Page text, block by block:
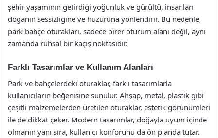
şehir yaşamının getirdiği yoğunluk ve gürültü, insanları
doğanın sessizliğine ve huzuruna yönlendirir. Bu nedenle,
park bahçe oturakları, sadece birer oturum alanı değil, aynı
zamanda ruhsal bir kaçış noktasıdır.
Farklı Tasarımlar ve Kullanım Alanları
Park ve bahçelerdeki oturaklar, farklı tasarımlarla
kullanıcıların beğenisine sunulur. Ahşap, metal, plastik gibi
çeşitli malzemelerden üretilen oturaklar, estetik görünümleri
ile de dikkat çeker. Modern tasarımlar, doğayla uyum içinde
olmanın yanı sıra, kullanıcı konforunu da ön planda tutar.